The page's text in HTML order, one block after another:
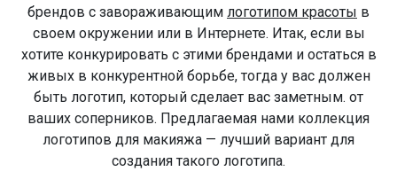
брендов с завораживающим логотипом красоты в
своем окружении или в Интернете. Итак, если вы
хотите конкурировать с этими брендами и остаться в
живых в конкурентной борьбе, тогда у вас должен
быть логотип, который сделает вас заметным. от
ваших соперников. Предлагаемая нами коллекция
логотипов для макияжа — лучший вариант для
создания такого логотипа.